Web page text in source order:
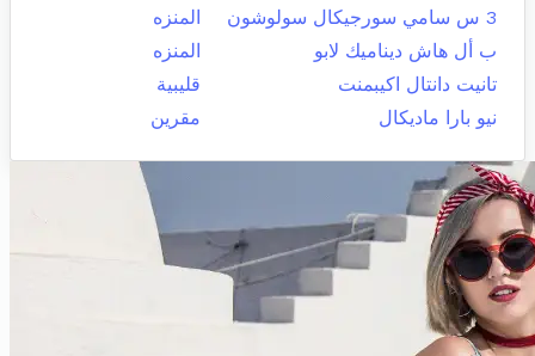
3 س سامي سورجيكال سولوشون
المنزه
ب أل هاش ديناميك لابو
المنزه
تانيت دانتال اكيبمنت
قليبية
نيو بارا ماديكال
مقرين